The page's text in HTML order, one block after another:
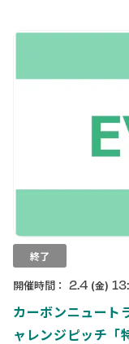
終了
開催時間： 2.4 (金)
カーボンニュート
ャレンジピッチ「